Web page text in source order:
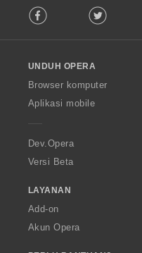
o
w
O
p
a
Facebook Twitter
UNDUH OPERA
Browser komputer
Aplikasi mobile
Dev.Opera
Versi Beta
LAYANAN
Add-on
Akun Opera